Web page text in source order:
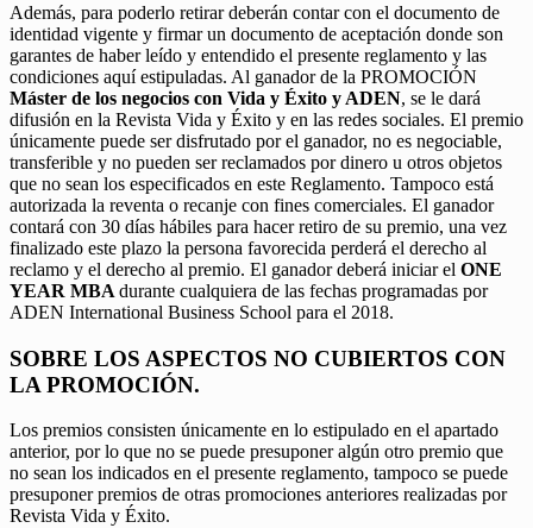
Además, para poderlo retirar deberán contar con el documento de
identidad vigente y firmar un documento de aceptación donde son
garantes de haber leído y entendido el presente reglamento y las
condiciones aquí estipuladas. Al ganador de la PROMOCIÓN
Máster de los negocios con Vida y Éxito y ADEN, se le dará
difusión en la Revista Vida y Éxito y en las redes sociales. El premio
únicamente puede ser disfrutado por el ganador, no es negociable,
transferible y no pueden ser reclamados por dinero u otros objetos
que no sean los especificados en este Reglamento. Tampoco está
autorizada la reventa o recanje con fines comerciales. El ganador
contará con 30 días hábiles para hacer retiro de su premio, una vez
finalizado este plazo la persona favorecida perderá el derecho al
reclamo y el derecho al premio. El ganador deberá iniciar el ONE
YEAR MBA durante cualquiera de las fechas programadas por
ADEN International Business School para el 2018.
SOBRE LOS ASPECTOS NO CUBIERTOS CON
LA PROMOCIÓN.
Los premios consisten únicamente en lo estipulado en el apartado
anterior, por lo que no se puede presuponer algún otro premio que
no sean los indicados en el presente reglamento, tampoco se puede
presuponer premios de otras promociones anteriores realizadas por
Revista Vida y Éxito.